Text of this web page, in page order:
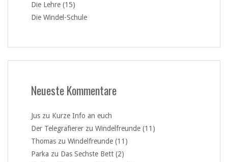
Die Lehre (15)
Die Windel-Schule
Neueste Kommentare
Jus zu Kurze Info an euch
Der Telegrafierer zu Windelfreunde (11)
Thomas zu Windelfreunde (11)
Parka zu Das Sechste Bett (2)